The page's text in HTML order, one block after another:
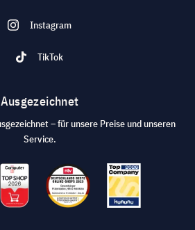
Instagram
TikTok
Ausgezeichnet
– für unsere Preise und unseren
Service.